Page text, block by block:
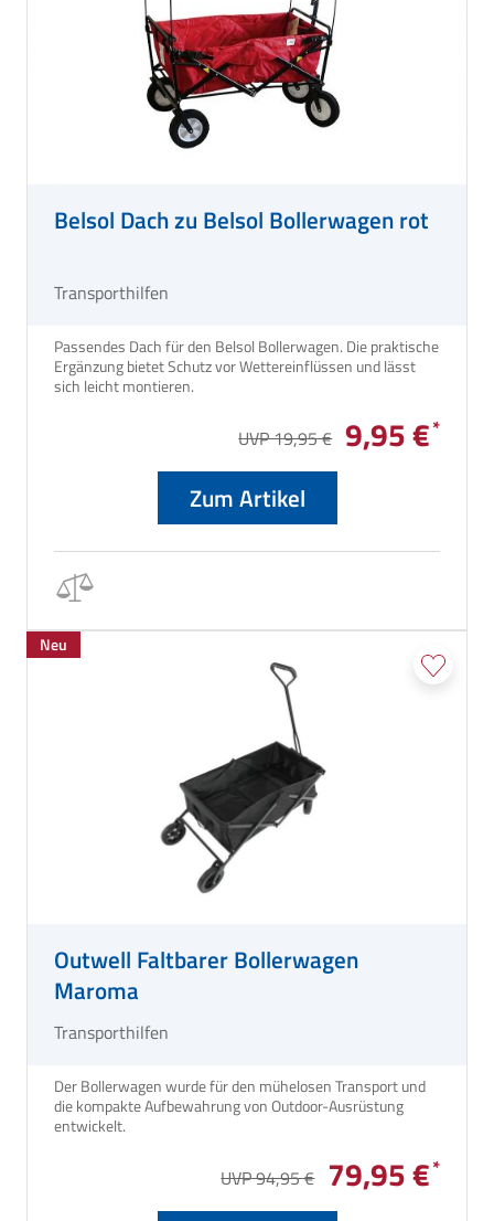
Belsol Dach zu Belsol Bollerwagen rot
Transporthilfen
Passendes Dach für den Belsol Bollerwagen. Die praktische
Ergänzung bietet Schutz vor Wettereinflüssen und lässt
UVP 19,95 € 9,95 €
Zum Artikel
Neu
Outwell Faltbarer Bollerwagen
Maroma
Transporthilfen
Der Bollerwagen wurde für den mühelosen Transport und
die kompakte Aufbewahrung von Outdoor-Ausrüstung
UVP 94,95 € 79,95 €